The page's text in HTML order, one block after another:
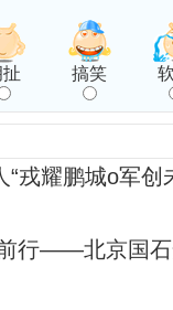
搞笑
戎耀鹏城o军创
行——北京国